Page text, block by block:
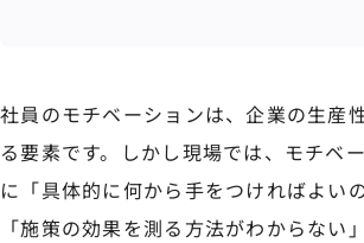
社員のモチベーションは、企業の生産
る要素です。しかし現場では、モチベ
に「具体的に何から手をつければよい
「施策の効果を測る方法がわからない